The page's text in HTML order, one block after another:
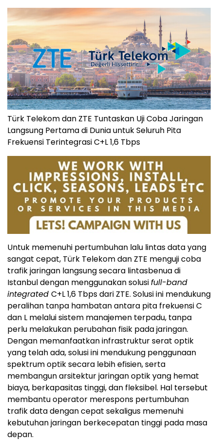
Türk Telekom dan ZTE Tuntaskan Uji Coba Jaringan
Langsung Pertama di Dunia untuk Seluruh Pita
Frekuensi Terintegrasi C+L 1,6 Tbps
Untuk memenuhi pertumbuhan lalu lintas data yang
sangat cepat, Türk Telekom dan ZTE menguji coba
trafik jaringan langsung secara lintasbenua di
Istanbul dengan menggunakan solusifull-band
integrated C+L 1,6 Tbps dari ZTE. Solusi ini mendukung
peralihan tanpa hambatan antara pita frekuensi C
dan L melalui sistem manajemen terpadu, tanpa
perlu melakukan perubahan fisik pada jaringan.
Dengan memanfaatkan infrastruktur serat optik
yang telah ada, solusi ini mendukung penggunaan
spektrum optik secara lebih efisien, serta
membangun arsitektur jaringan optik yang hemat
biaya, berkapasitas tinggi, dan fleksibel. Hal tersebut
membantu operator merespons pertumbuhan
trafik data dengan cepat sekaligus memenuhi
kebutuhan jaringan berkecepatan tinggi pada masa
depan.